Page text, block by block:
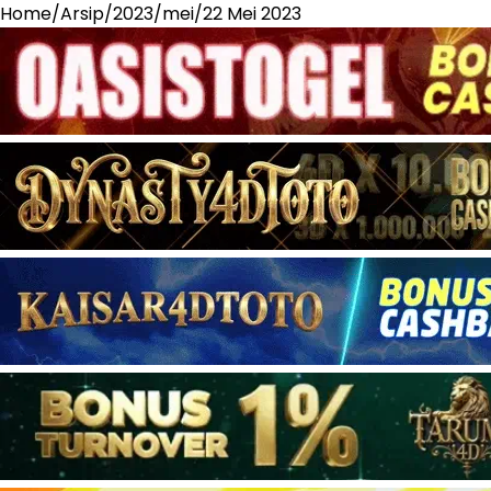
Home/Arsip/2023/mei/22 Mei 2023